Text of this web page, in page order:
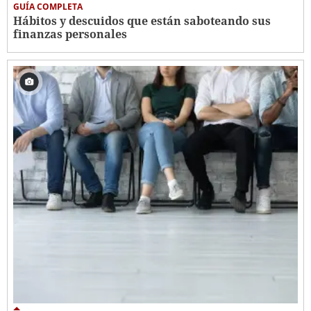
GUÍA COMPLETA
Hábitos y descuidos que están saboteando sus
finanzas personales